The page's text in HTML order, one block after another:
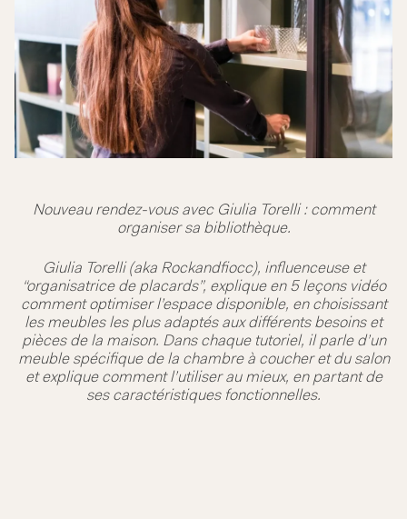
Nouveau rendez-vous avec Giulia Torelli : comment
organiser sa bibliothèque.
Giulia Torelli (aka Rockandfiocc), influenceuse et
“organisatrice de placards”, explique en 5 leçons vidéo
comment optimiser l’espace disponible, en choisissant
les meubles les plus adaptés aux différents besoins et
pièces de la maison. Dans chaque tutoriel, il parle d’un
meuble spécifique de la chambre à coucher et du salon
et explique comment l’utiliser au mieux, en partant de
ses caractéristiques fonctionnelles.